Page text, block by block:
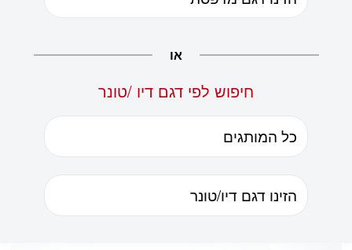
או
חיפוש לפי דגם דיו /טונר